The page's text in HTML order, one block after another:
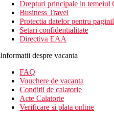
Drepturi principale in temeiul
Business Travel
Protectia datelor pentru
Setari confidentialitate
Directiva EAA
Informatii despre vacanta
FAQ
Vouchere de vacanta
Conditii de calatorie
Acte Calatorie
Verificare si plata online